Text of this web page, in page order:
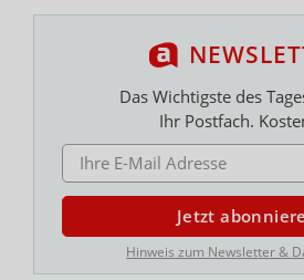
Das Wichtigste des
Ihr Postfach.
E-MAIL ADRESSE
Jetzt
Hinweis zum Newsletter &